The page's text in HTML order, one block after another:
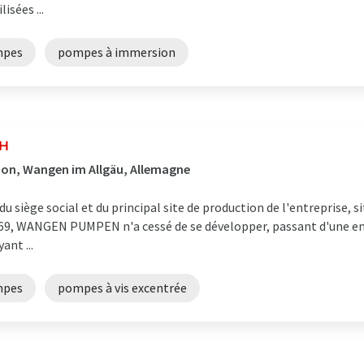
...
pompes à immersion
Wangen im Allgäu, Allemagne
siège social et du principal site de production de l'entreprise,
WANGEN PUMPEN n'a cessé de se développer, passant d'une
...
pompes à vis excentrée